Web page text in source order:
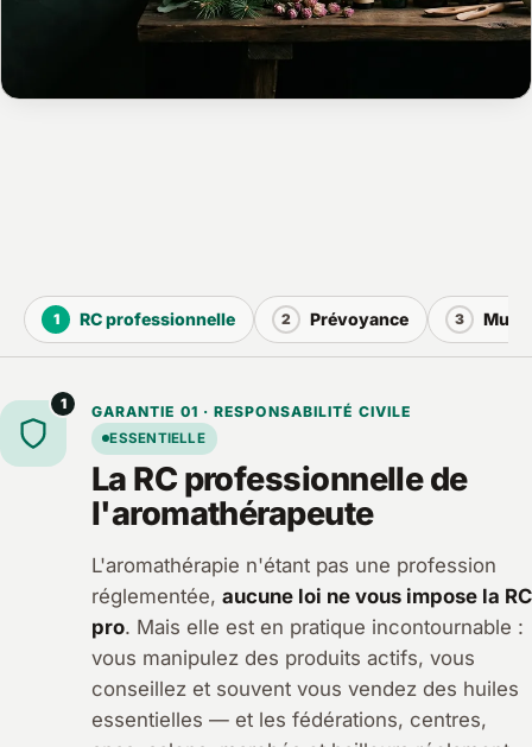
1 GARANTIE 01 · RESPONSABILITÉ CIVILE
ESSENTIELLE
La RC professionnelle de
l'aromathérapeute
L'aromathérapie n'étant pas une profession
réglementée, aucune loi ne vous impose la RC
pro. Mais elle est en pratique incontournable :
vous manipulez des produits actifs, vous
conseillez et souvent vous vendez des huiles
essentielles — et les fédérations, centres,
1 RC professionnelle 2 Prévoyance 3